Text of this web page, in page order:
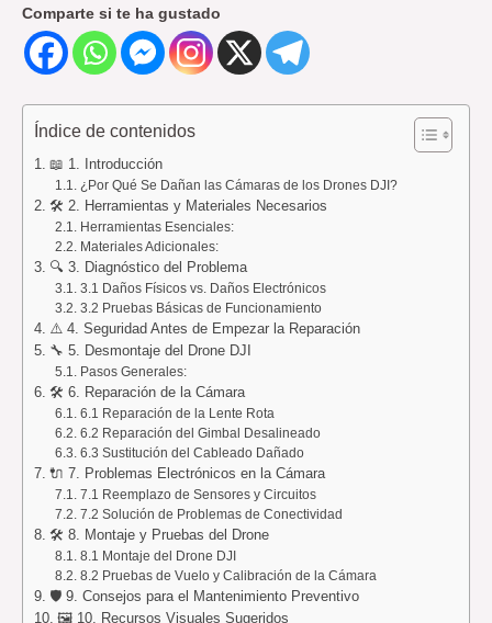
Comparte si te ha gustado
Índice de contenidos
📖 1. Introducción
¿Por Qué Se Dañan las Cámaras de los Drones DJI?
🛠️ 2. Herramientas y Materiales Necesarios
Herramientas Esenciales:
Materiales Adicionales:
🔍 3. Diagnóstico del Problema
3.1 Daños Físicos vs. Daños Electrónicos
3.2 Pruebas Básicas de Funcionamiento
⚠️ 4. Seguridad Antes de Empezar la Reparación
🔧 5. Desmontaje del Drone DJI
Pasos Generales:
🛠️ 6. Reparación de la Cámara
6.1 Reparación de la Lente Rota
6.2 Reparación del Gimbal Desalineado
6.3 Sustitución del Cableado Dañado
🔌 7. Problemas Electrónicos en la Cámara
7.1 Reemplazo de Sensores y Circuitos
7.2 Solución de Problemas de Conectividad
🛠️ 8. Montaje y Pruebas del Drone
8.1 Montaje del Drone DJI
8.2 Pruebas de Vuelo y Calibración de la Cámara
🛡️ 9. Consejos para el Mantenimiento Preventivo
🖼️ 10. Recursos Visuales Sugeridos